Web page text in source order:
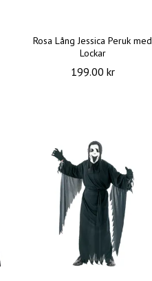
Rosa Lång Jessica Peruk med
Lockar
199.00 kr